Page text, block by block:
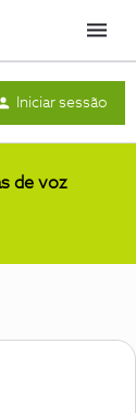
Menu
Iniciar sessão
de voz